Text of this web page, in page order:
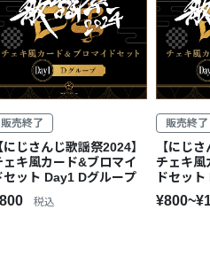
販売終了
にじさんじ歌謡祭2024】
ェキ風カード&ブロマイ
セット Day1 Dグループ
税込
販売終了
【にじ
チェキ風
ドセッ